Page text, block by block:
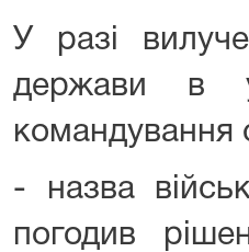
У разі
держави в
командування
- назва
погодив